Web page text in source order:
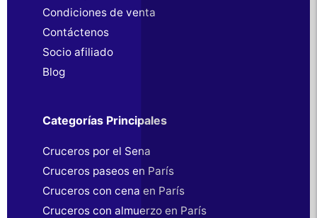
Condiciones de venta
Contáctenos
Socio afiliado
Blog
Categorías Principales
Cruceros por el Sena
Cruceros paseos en París
Cruceros con cena en París
Cruceros con almuerzo en París